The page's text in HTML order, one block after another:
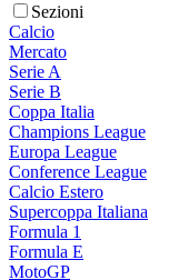
Sezioni
Calcio
Mercato
Serie A
Serie B
Coppa Italia
Champions League
Europa League
Conference League
Calcio Estero
Supercoppa Italiana
Formula 1
Formula E
MotoGP